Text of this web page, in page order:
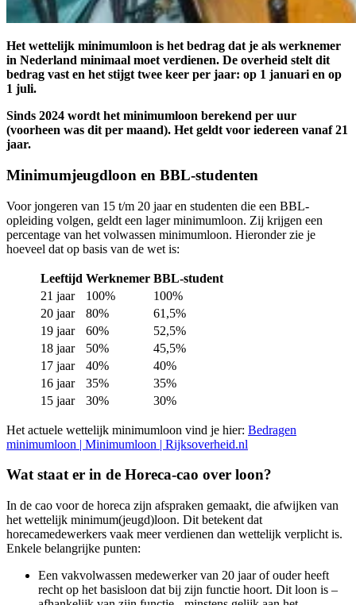
Het wettelijk minimumloon is het bedrag dat je als werknemer
in Nederland minimaal moet verdienen. De overheid stelt dit
bedrag vast en het stijgt twee keer per jaar: op 1 januari en op
1 juli.
Sinds 2024 wordt het minimumloon berekend per uur
(voorheen was dit per maand). Het geldt voor iedereen vanaf 21
jaar.
Minimumjeugdloon en BBL-studenten
Voor jongeren van 15 t/m 20 jaar en studenten die een BBL-
opleiding volgen, geldt een lager minimumloon. Zij krijgen een
percentage van het volwassen minimumloon. Hieronder zie je
hoeveel dat op basis van de wet is:
Leeftijd Werknemer BBL-student
21 jaar
100%
100%
20 jaar
80%
61,5%
19 jaar
60%
52,5%
18 jaar
50%
45,5%
17 jaar
40%
40%
16 jaar
35%
35%
15 jaar
30% 30%
Het actuele wettelijk minimumloon vind je hier: Bedragen
minimumloon | Minimumloon | Rijksoverheid.nl
Wat staat er in de Horeca-cao over loon?
In de cao voor de horeca zijn afspraken gemaakt, die afwijken van
het wettelijk minimum(jeugd)loon. Dit betekent dat
horecamedewerkers vaak meer verdienen dan wettelijk verplicht is.
Enkele belangrijke punten:
Een vakvolwassen medewerker van 20 jaar of ouder heeft
recht op het basisloon dat bij zijn functie hoort. Dit loon is –